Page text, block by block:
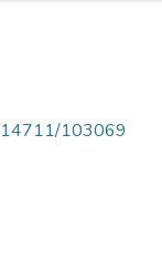
103069